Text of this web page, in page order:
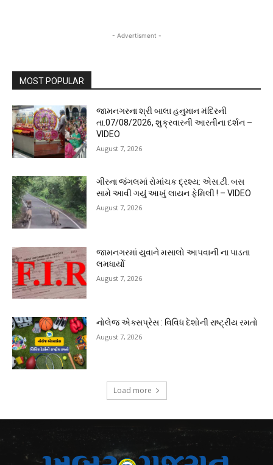
- Advertisment -
MOST POPULAR
જામનગરના શ્રી બાલા હનુમાન મંદિરની
તા.07/08/2026, શુક્રવારની આરતીના દર્શન –
VIDEO
August 7, 2026
ગીરના જંગલમાં રોમાંચક દ્રશ્ય: એસ.ટી. બસ
સામે આવી ગયું આખું લાયન ફેમિલી ! – VIDEO
August 7, 2026
જામનગરમાં યુવાને મસાલો આપવાની ના પાડતા
લમધાર્યો
August 7, 2026
નોલેજ એક્સપ્રેસ : વિવિધ દેશોની રાષ્ટ્રીય રમતો
August 7, 2026
Load more